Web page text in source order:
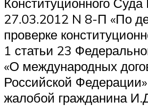
27.03.2012 N 8-П «По
проверке
1 статьи 23
«О международных
Российской
жалобой гражданина